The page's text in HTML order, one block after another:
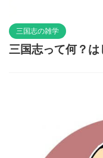
三国志の雑学
三国志って何？